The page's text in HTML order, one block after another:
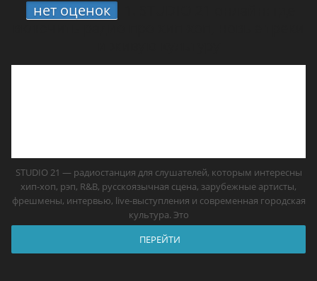
нет оценок
STUDIO 21 — радиостанция для слушателей, которым интересны
хип-хоп, рэп, R&B, русскоязычная сцена, зарубежные артисты,
фрешмены, интервью, live-выступления и современная городская
культура. Это
ПЕРЕЙТИ